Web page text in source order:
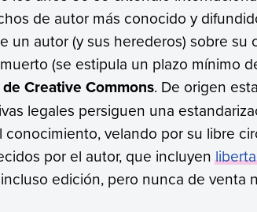
de autor más conocido y
un autor (y sus herederos) sobre su
(se estipula un plazo mínimo
Creative Commons. De origen
legales persiguen una
conocimiento, velando por su libre
por el autor, que incluyen
edición, pero nunca de venta